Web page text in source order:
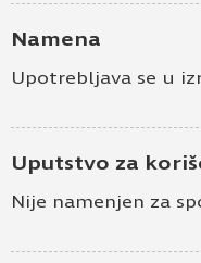
Namena
Upotrebljava se u
Uputstvo za
Nije namenjen za